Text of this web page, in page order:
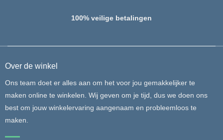
100% veilige betalingen
Over de winkel
Ons team doet er alles aan om het voor jou gemakkelijker te
maken online te winkelen. Wij geven om je tijd, dus we doen ons
best om jouw winkelervaring aangenaam en probleemloos te
maken.